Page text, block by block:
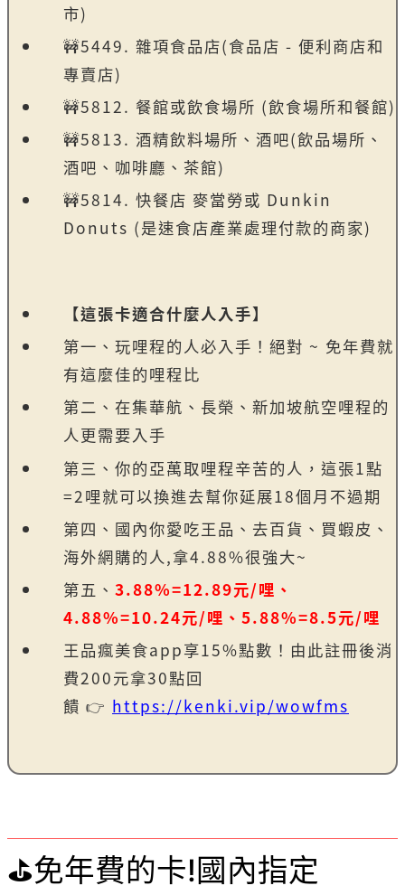
市)
🚧5449. 雜項食品店(食品店 - 便利商店和
專賣店)
🚧5812. 餐館或飲食場所 (飲食場所和餐館)
🚧5813. 酒精飲料場所、酒吧(飲品場所、
酒吧、咖啡廳、茶館)
🚧5814. 快餐店 麥當勞或 Dunkin
Donuts (是速食店產業處理付款的商家)
【這張卡適合什麼人入手】
第一、玩哩程的人必入手！絕對 ~ 免年費就
有這麼佳的哩程比
第二、在集華航、長榮、新加坡航空哩程的
人更需要入手
第三、你的亞萬取哩程辛苦的人，這張1點
=2哩就可以換進去幫你延展18個月不過期
第四、國內你愛吃王品、去百貨、買蝦皮、
海外網購的人,拿4.88%很強大~
第五、 3.88%=12.89元/哩、
4.88%=10.24元/哩、5.88%=8.5元/哩
王品瘋美食app享15%點數！由此註冊後消
費200元拿30點回
饋 👉 https://kenki.vip/wowfms
⛳免年費的卡!國內指定